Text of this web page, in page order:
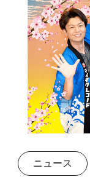
ニュース